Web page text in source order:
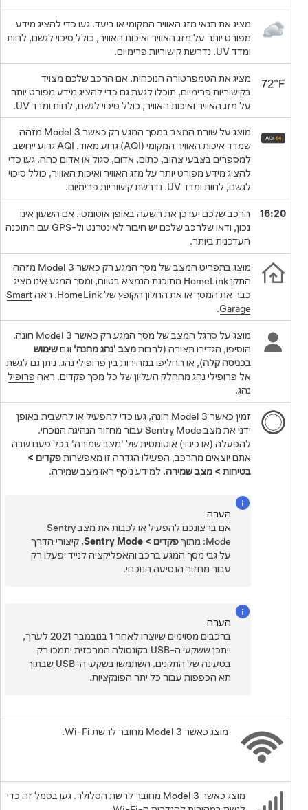
מציג את תנאי מזג האוויר המקומי או ביעד. געו כדי להציג מידע
מפורט יותר על מזג האוויר ואיכות האוויר, כולל סיכוי לגשם, לחות
ומדד UV. נדרשת קישוריות פרימיום.
מציג את הטמפרטורה הנוכחית. אם הרכב שלכם מצויד
בקישוריות פרימיום, תוכלו לגעת גם כדי להציג מידע מפורט יותר
על מזג האוויר ואיכות האוויר, כולל סיכוי לגשם, לחות ומדד UV.
מוצג על שורת המצב במסך המגע רק כאשרModel 3מזהה
שמדד איכות האוויר המקומי (AQI) גרוע מאוד. AQI גרוע ייחשב
למספרים בצבעי צהוב, כתום, אדום, סגול או אדום כהה. געו כדי
להציג מידע מפורט יותר על מזג האוויר ואיכות האוויר, כולל סיכוי
לגשם, לחות ומדד UV. נדרשת קישוריות פרימיום.
16:20
הרכב שלכם יעדכן את השעה באופן אוטומטי. אם השעון אינו
נכון, ודאו שלרכב שלכם יש חיבור לאינטרנט ול-GPS עם התוכנה
העדכנית ביותר.
מוצג בתפריט המצב של מסך המגע רק כאשרModel 3מזהה
התקן HomeLink מתוכנת הנמצא בטווח, ומסך המגע אינו מציג
כבר את המסך או את החלון הקופץ של HomeLink. ראה
Smart
Garage
.
מוצג על סרגל המצב של מסך המגע רק כאשרModel 3חונה.
הוסיפו, הגדירו תצורה (לרבותמצב 'נהג מחנה'וגם שימוש
בכניסה קלה), או החליפו במהירות בין פרופילי נהג. ניתן גם לגשת
אל פרופילי נהג מהחלק העליון של כל מסך פקדים. ראהפרופיל
זמין כאשרModel 3חונה, געו כדי להפעיל או להשבית באופן
ידני את מצב Sentry Mode עבור מחזור הנהיגה הנוכחי.
להפעלה (או כיבוי) אוטומטית של 'מצב שמירה' בכל פעם שבה
אתם יוצאים מהרכב, הפעילו הגדרה זו מאפשרותפקדים>
בטיחות>מצב שמירה. למידע נוסף ראו מצב שמירה.
הערה
אם ברצונכם להפעיל או לכבות את מצב Sentry
Mode: מתוך
פקדים>
Sentry Mode, קיצורי הדרך
על גבי מסך המגע ברכב והאפליקציה לנייד יפעלו רק
עבור מחזור הנסיעה הנוכחי.
הערה
ברכבים מסוימים שיוצרו לאחר 1 בנובמבר 2021 לערך,
ייתכן ששקעי ה-USB בקונסולה המרכזית יתמכו רק
בטעינה של התקנים. השתמשו בשקעי ה-USB שבתוך
תא הכפפות עבור כל יתר הפונקציות.
מוצג כאשרModel 3מחובר לרשת Wi-Fi.
מוצג כאשרModel 3מחובר לרשת הסלולר. געו בסמל זה כדי